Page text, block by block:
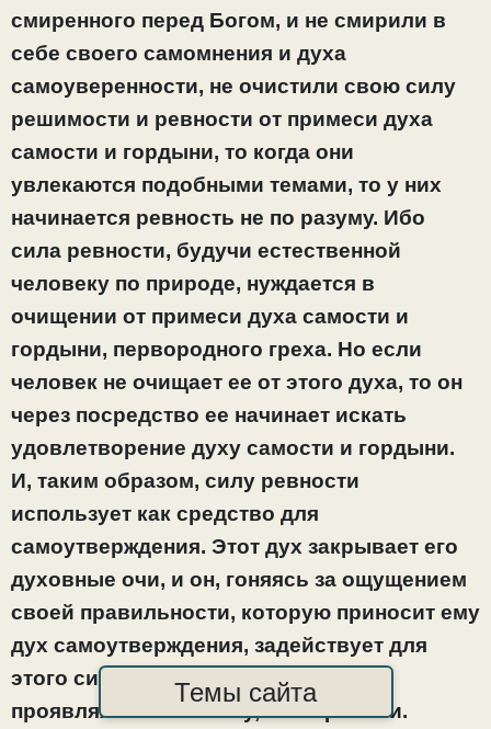
смиренного перед Богом, и не смирили в
себе своего самомнения и духа
самоуверенности, не очистили свою силу
решимости и ревности от примеси духа
самости и гордыни, то когда они
увлекаются подобными темами, то у них
начинается ревность не по разуму. Ибо
сила ревности, будучи естественной
человеку по природе, нуждается в
очищении от примеси духа самости и
гордыни, первородного греха. Но если
человек не очищает ее от этого духа, то он
через посредство ее начинает искать
удовлетворение духу самости и гордыни.
И, таким образом, силу ревности
использует как средство для
самоутверждения. Этот дух закрывает его
духовные очи, и он, гоняясь за ощущением
своей правильности, которую приносит ему
дух самоутверждения, задействует для
этого силу ревности и решимости,
проявляя их не к месту, не к времени.
Темы сайта